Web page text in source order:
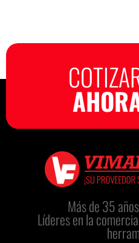
Más de 35
Líderes en la